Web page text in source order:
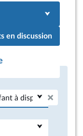
en discussion